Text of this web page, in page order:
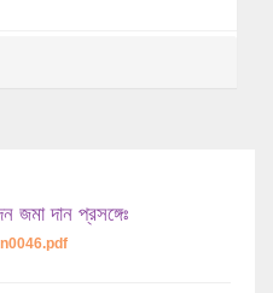
জমা দান প্রসঙ্গেঃ